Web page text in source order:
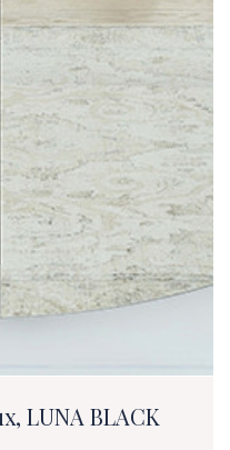
LUNA BLACK